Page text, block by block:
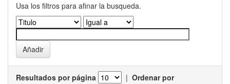
Usa los filtros para afinar la busqueda.
Resultados por página | Ordenar por